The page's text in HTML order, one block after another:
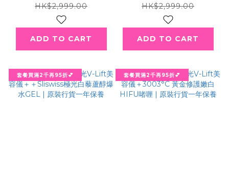
原裝行貨一年保養
HK$2,999.00
ADD TO CART
水童顏HIFU GEL | 原
裝行貨一年保養
HK$2,999.00
ADD TO CART
套餐買滿2千再95折💕 套餐買滿2千再95折💕